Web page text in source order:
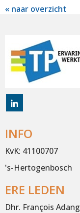
« naar overzicht
INFO
KvK: 41100707
's-Hertogenbosch
ERE LEDEN
Dhr. François Adang